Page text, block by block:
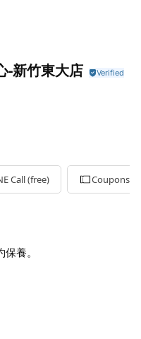
-新竹東大店
Call (free) Coupons
養。